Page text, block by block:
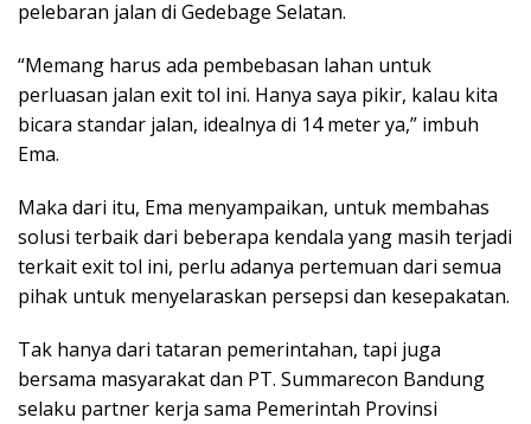
pelebaran jalan di Gedebage Selatan.
“Memang harus ada pembebasan lahan untuk
perluasan jalan exit tol ini. Hanya saya pikir, kalau kita
bicara standar jalan, idealnya di 14 meter ya,” imbuh
Ema.
Maka dari itu, Ema menyampaikan, untuk membahas
solusi terbaik dari beberapa kendala yang masih terjadi
terkait exit tol ini, perlu adanya pertemuan dari semua
pihak untuk menyelaraskan persepsi dan kesepakatan.
Tak hanya dari tataran pemerintahan, tapi juga
bersama masyarakat dan PT. Summarecon Bandung
selaku partner kerja sama Pemerintah Provinsi